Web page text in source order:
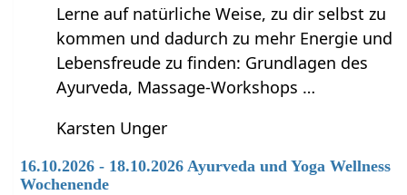
Lerne auf natürliche Weise, zu dir selbst zu
kommen und dadurch zu mehr Energie und
Lebensfreude zu finden: Grundlagen des
Ayurveda, Massage-Workshops …
Karsten Unger
16.10.2026 - 18.10.2026 Ayurveda und Yoga Wellness
Wochenende